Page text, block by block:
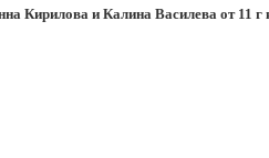
Кирилова и Калина Василева от 11 г